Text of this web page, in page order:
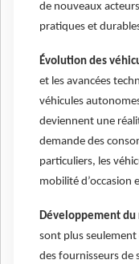
de nouveaux
pratiques et
Évolution des
et les avancées
véhicules
deviennent une
demande des
particuliers, les
mobilité d’occasion
Développement
sont plus
des fournisseurs de